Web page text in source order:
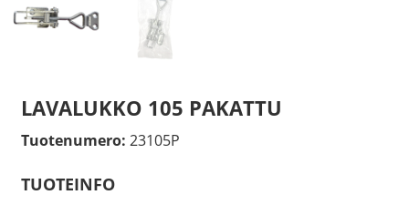
LAVALUKKO 105 PAKATTU
Tuotenumero: 23105P
TUOTEINFO